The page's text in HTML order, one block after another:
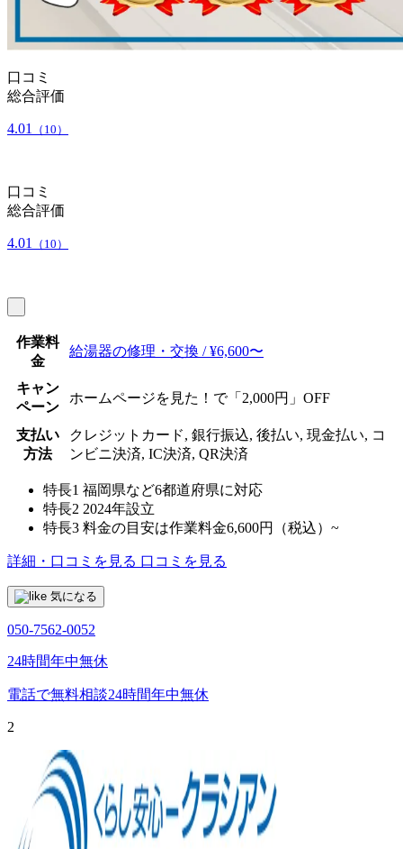
口コミ
総合評価
4.01 （10）
口コミ
総合評価
4.01 （10）
作業料
金
給湯器の修理・交換 / ¥6,600〜
キャン
ペーン
ホームページを見た！で「2,000円」OFF
支払い
方法
クレジットカード, 銀行振込, 後払い, 現金払い, コ
ンビニ決済, IC決済, QR決済
特長1 福岡県など6都道府県に対応
特長2 2024年設立
特長3 料金の目安は作業料金6,600円（税込）~
詳細・口コミを見る 口コミを見る
気になる
050-7562-0052
24時間年中無休
電話で無料相談24時間年中無休
2